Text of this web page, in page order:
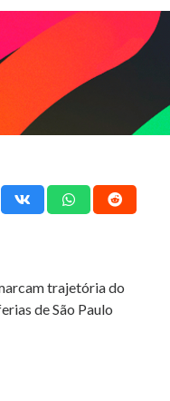
trajetória do
de São Paulo